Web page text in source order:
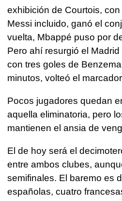
exhibición de Courtois,
Messi incluido, ganó el
vuelta, Mbappé puso por
Pero ahí resurgió el
con tres goles de
minutos, volteó el
Pocos jugadores quedan
aquella eliminatoria, pero
mantienen el ansia de
El de hoy será el
entre ambos clubes,
semifinales. El baremo es
españolas, cuatro